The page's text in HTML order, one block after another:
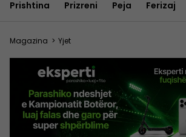
Prishtina Prizreni Peja Ferizaj
Magazina > Yjet